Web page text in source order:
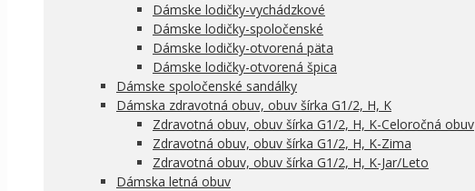
Dámske lodičky-vychádzkové
Dámske lodičky-spoločenské
Dámske lodičky-otvorená päta
Dámske lodičky-otvorená špica
Dámske spoločenské sandálky
Dámska zdravotná obuv, obuv šírka G1/2, H, K
Zdravotná obuv, obuv šírka G1/2, H, K-Celoročná obuv
Zdravotná obuv, obuv šírka G1/2, H, K-Zima
Zdravotná obuv, obuv šírka G1/2, H, K-Jar/Leto
Dámska letná obuv